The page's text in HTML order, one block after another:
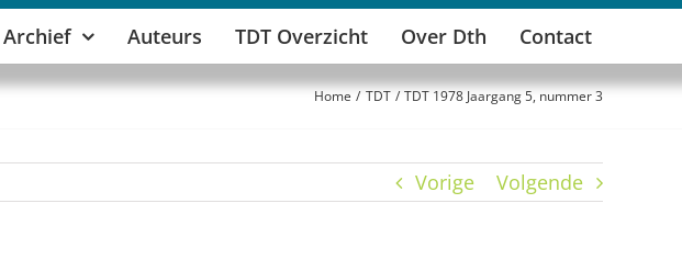
Archief Auteurs TDT Overzicht Over Dth Contact
Home TDT TDT 1978 Jaargang 5, nummer 3
Vorige Volgende